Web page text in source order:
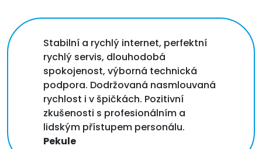
Stabilní a rychlý internet, perfektní
rychlý servis, dlouhodobá
spokojenost, výborná technická
podpora. Dodržovaná nasmlouvaná
rychlost i v špičkách. Pozitivní
zkušenosti s profesionálním a
lidským přístupem personálu.
Pekule